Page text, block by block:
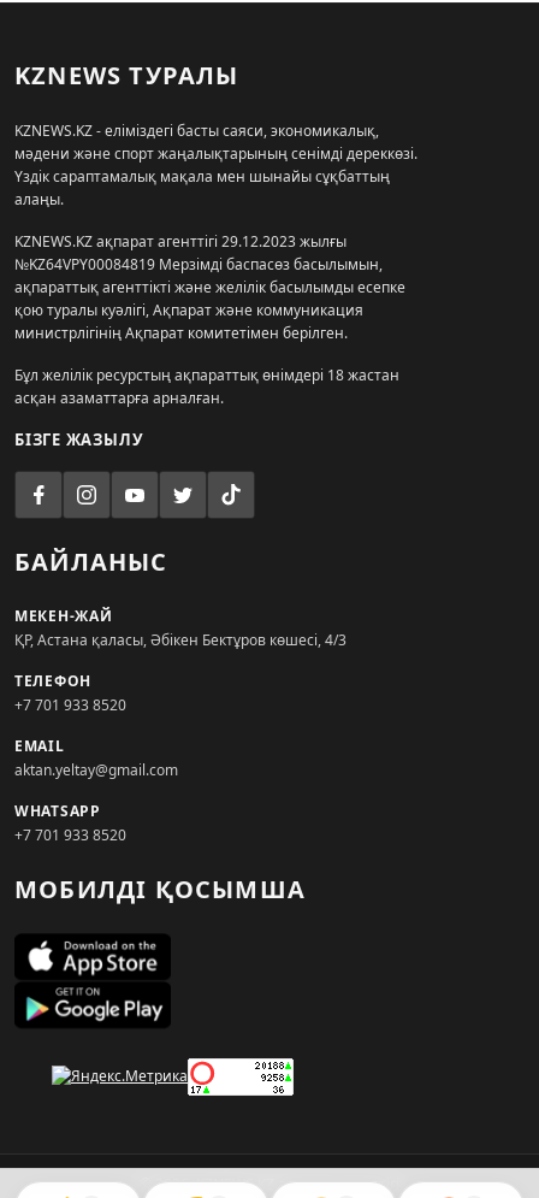
KZNEWS ТУРАЛЫ
KZNEWS.KZ - еліміздегі басты саяси, экономикалық,
мәдени және спорт жаңалықтарының сенімді дереккөзі.
Үздік сараптамалық мақала мен шынайы сұқбаттың
алаңы.
KZNEWS.KZ ақпарат агенттігі 29.12.2023 жылғы
№KZ64VPY00084819 Мерзімді баспасөз басылымын,
ақпараттық агенттікті және желілік басылымды есепке
қою туралы куәлігі, Ақпарат және коммуникация
министрлігінің Ақпарат комитетімен берілген.
Бұл желілік ресурстың ақпараттық өнімдері 18 жастан
асқан азаматтарға арналған.
БІЗГЕ ЖАЗЫЛУ
БАЙЛАНЫС
МЕКЕН-ЖАЙ
ҚР, Астана қаласы, Әбікен Бектұров көшесі, 4/3
ТЕЛЕФОН
+7 701 933 8520
EMAIL
aktan.yeltay@gmail.com
WHATSAPP
+7 701 933 8520
МОБИЛДІ ҚОСЫМША
© 2026. KZNEWS.KZ ақпарат агенттігі